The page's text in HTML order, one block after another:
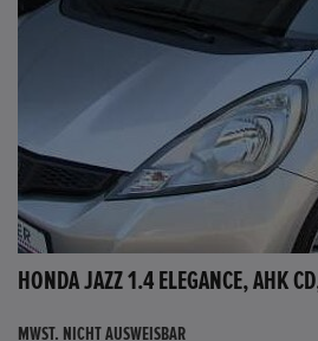
MWST. NICHT AUSWEISBAR